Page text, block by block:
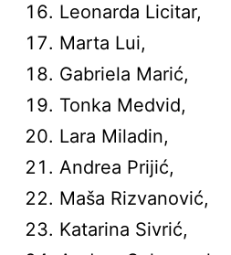
Leonarda Licitar,
Marta Lui,
Gabriela Marić,
Tonka Medvid,
Lara Miladin,
Andrea Prijić,
Maša Rizvanović,
Katarina Sivrić,